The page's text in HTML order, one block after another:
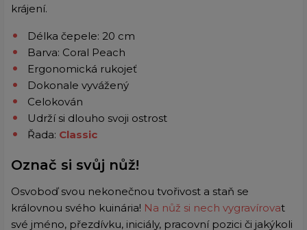
krájení.
Délka čepele: 20 cm
Barva: Coral Peach
Ergonomická rukojeť
Dokonale vyvážený
Celokován
Udrží si dlouho svoji ostrost
Řada: Classic
Označ si svůj nůž!
Osvoboď svou nekonečnou tvořivost a staň se
královnou svého kuinária! Na nůž si nech vygravírovat
své jméno, přezdívku, iniciály, pracovní pozici či jakýkoli